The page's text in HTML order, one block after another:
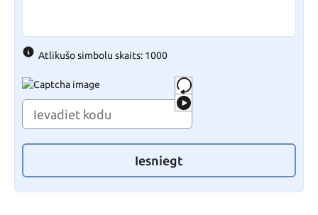
Atlikušo simbolu skaits: 1000
Iesniegt